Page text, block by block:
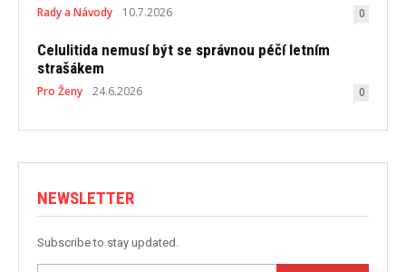
Rady a Návody 10.7.2026 0
Celulitida nemusí být se správnou péčí letním
strašákem
Pro Ženy 24.6.2026 0
NEWSLETTER
Subscribe to stay updated.